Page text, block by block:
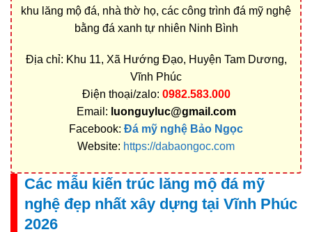
khu lăng mộ đá, nhà thờ họ, các công trình đá mỹ nghệ
bằng đá xanh tự nhiên Ninh Bình
Địa chỉ: Khu 11, Xã Hướng Đạo, Huyện Tam Dương,
Vĩnh Phúc
Điện thoại/zalo: 0982.583.000
Email: luonguyluc@gmail.com
Facebook: Đá mỹ nghệ Bảo Ngọc
Website: https://dabaongoc.com
Các mẫu kiến trúc lăng mộ đá mỹ
nghệ đẹp nhất xây dựng tại Vĩnh Phúc
2026